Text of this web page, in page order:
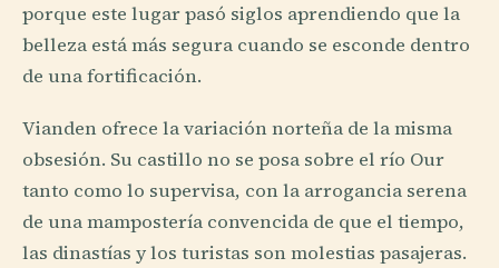
porque este lugar pasó siglos aprendiendo que la
belleza está más segura cuando se esconde dentro
de una fortificación.
Vianden ofrece la variación norteña de la misma
obsesión. Su castillo no se posa sobre el río Our
tanto como lo supervisa, con la arrogancia serena
de una mampostería convencida de que el tiempo,
las dinastías y los turistas son molestias pasajeras.